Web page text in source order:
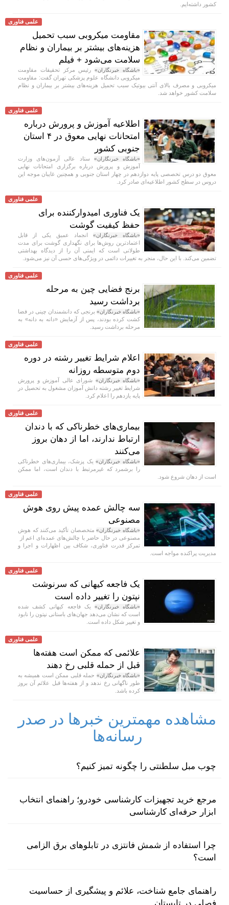
کشور داشته‌ایم.
علمی فناوری
مقاومت میکروبی سبب تحمیل
هزینه‌های بیشتر بر بیماران و نظام
سلامت می‌شود + فیلم
«باشگاه خبرنگاران»رئیس مرکز تحقیقات مقاومت
میکروبی دانشگاه علوم پزشکی تهران گفت: مقاومت
میکروبی و مصرف بالای آنتی بیوتیک سبب تحمیل هزینه‌های بیشتر بر بیماران و نظام
سلامت کشور خواهد شد.
علمی فناوری
اطلاعیه آموزش و پرورش درباره
امتحانات نهایی معوق در ۴ استان
جنوبی کشور
«باشگاه خبرنگاران» ستاد عالی آزمون‌های وزارت
آموزش و پرورش درباره برگزاری امتحانات نهایی
معوق دو درس تخصصی پایه دوازدهم در چهار استان جنوبی و همچنین غایبان موجه این
دروس در سطح کشور اطلاعیه‌ای صادر کرد.
علمی فناوری
یک فناوری امیدوارکننده برای
حفظ کیفیت گوشت
«باشگاه خبرنگاران» انجماد عمیق یکی از قابل
اعتمادترین روش‌ها برای نگهداری گوشت برای مدت
طولانی است که ایمنی آن را از دیدگاه بهداشتی
تضمین می‌کند. با این حال، منجر به تغییرات دائمی در ویژگی‌های حسی آن نیز می‌شود.
علمی فناوری
برنج فضایی چین به مرحله
برداشت رسید
«باشگاه خبرنگاران» برنجی که دانشمندان چینی در فضا
کشت کرده بودند، پس از آزمایش «دانه به دانه» به
مرحله برداشت رسید.
علمی فناوری
اعلام شرایط تغییر رشته در دوره
دوم متوسطه روزانه
«باشگاه خبرنگاران» شورای عالی آموزش و پرورش
شرایط تغییر رشته دانش آموزان مشغول به تحصیل در
پایه یازدهم را اعلام کرد.
علمی فناوری
بیماری‌های خطرناکی که با دندان
ارتباط ندارند، اما از دهان بروز
می‌کنند
«باشگاه خبرنگاران»یک پزشک، بیماری‌های خطرناکی
را برشمرد که غیرمرتبط با دندان است، اما ممکن
است از دهان شروع شود.
علمی فناوری
سه چالش عمده پیش روی هوش
مصنوعی
«باشگاه خبرنگاران»متخصصان تأکید می‌کنند که هوش
مصنوعی در حال حاضر با چالش‌های عمده‌ای اعم از
تمرکز قدرت فناوری، شکاف بین اظهارات و اجرا و
مدیریت پراکنده مواجه است.
علمی فناوری
یک فاجعه کیهانی که سرنوشت
نپتون را تغییر داده است
«باشگاه خبرنگاران» یک فاجعه کیهانی کشف شده
است که نشان می‌دهد جهان‌های باستانی نپتون را نابود
و تغییر شکل داده است.
علمی فناوری
علائمی که ممکن است هفته‌ها
قبل از حمله قلبی رخ دهند
«باشگاه خبرنگاران» حمله قلبی ممکن است همیشه به
طور ناگهانی رخ ندهد و از هفته‌ها قبل علائم آن بروز
کرده باشد.
مشاهده مهمترین خبرها در صدر
رسانه‌ها
چوب مبل سلطنتی را چگونه تمیز کنیم؟
مرجع خرید تجهیزات کارشناسی خودرو؛ راهنمای انتخاب
ابزار حرفه‌ای کارشناسی
چرا استفاده از شمش فانتزی در تابلوهای برق الزامی
است؟
راهنمای جامع شناخت، علائم و پیشگیری از حساسیت
فصلی در تابستان